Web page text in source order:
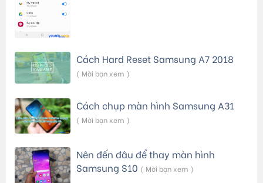
Cách Hard Reset Samsung A7 2018
( Mời bạn xem )
Cách chụp màn hình Samsung A31
( Mời bạn xem )
Nên đến đâu để thay màn hình
Samsung S10 ( Mời bạn xem )